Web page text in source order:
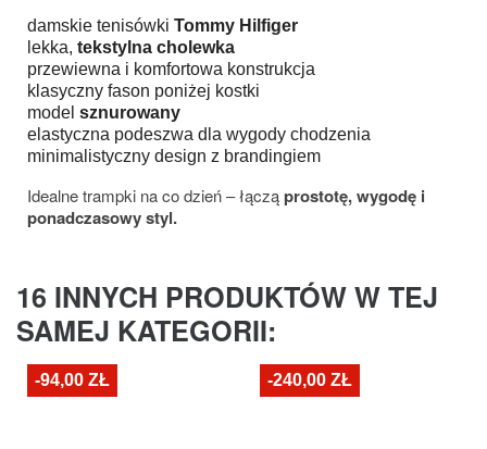
damskie tenisówki Tommy Hilfiger
lekka, tekstylna cholewka
przewiewna i komfortowa konstrukcja
klasyczny fason poniżej kostki
model sznurowany
elastyczna podeszwa dla wygody chodzenia
minimalistyczny design z brandingiem
Idealne trampki na co dzień – łącząprostotę, wygodę i
ponadczasowy styl.
16 INNYCH PRODUKTÓW W TEJ
SAMEJ KATEGORII:
-94,00 ZŁ -240,00 ZŁ